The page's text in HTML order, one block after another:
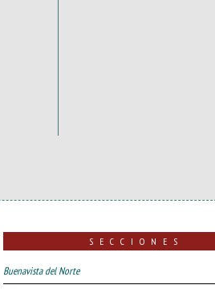
SECCIONES
Buenavista del Norte